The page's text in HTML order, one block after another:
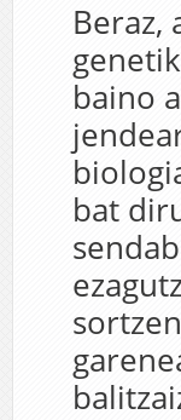
Beraz,
baino
bat